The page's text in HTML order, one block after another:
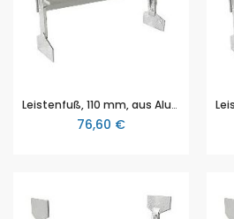
Leistenfuß, 110 mm, aus Aluminium, aus dem sfs Stativsystem (Schulform nach Schindelhütte), mit 2 Seitenteilen zur Befestigung von sfs Experimentiertabletts
76,60 €